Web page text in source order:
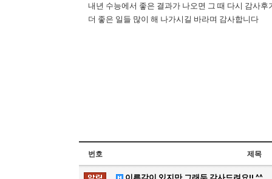
내년 수능에서 좋은 결과가 나오면 그 때 다시 감사후
더 좋은 일들 많이 해 나가시길 바라며 감사합니다
번호 제목